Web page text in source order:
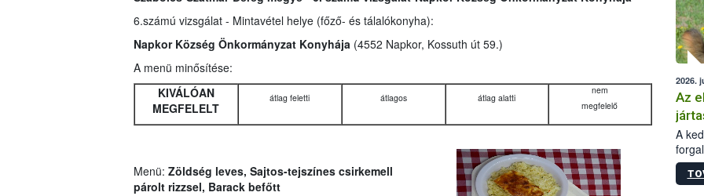
6.számú vizsgálat - Mintavétel helye (főző- és tálalókonyha):
Napkor Község Önkormányzat Konyhája (4552 Napkor, Kossuth út 59.)
A menü minősítése:
KIVÁLÓAN
MEGFELELT
átlag feletti átlagos átlag alatti
nem
megfelelő
Menü: Zöldség leves, Sajtos-tejszínes csirkemell
párolt rizzsel, Barack befőtt
2026.
Az
A